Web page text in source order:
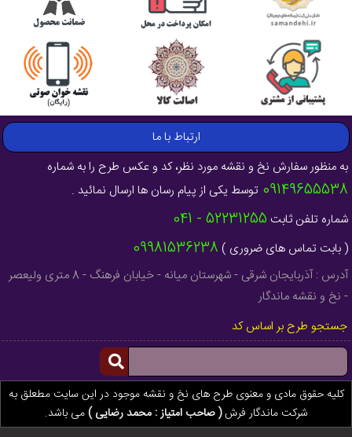
ارتباط با ما
به منظور سفارش نخ و نقشه مورد نظر، کد و عکس طرح را به شماره
09149655538 توسط یکی از پیام رسان ها ارسال نمائید .
شماره تلفن ثابت 52231255 - 041
( بابت تماس های ضروری ) 09981536238
آدرس : آذربایجان شرقی - شهرستان میانه - خیابان فرهنگ - 8 متری ولیعصر
- نخ و نقشه ماندگار
جستجو طرح بر اساس کد
کلیه حقوق مادی و معنوی طرح های نخ و نقشه موجود در این سایت مطعلق به
شرکت ماندگار فرش( صاحب امتیاز : محمد رضایی )می باشد.